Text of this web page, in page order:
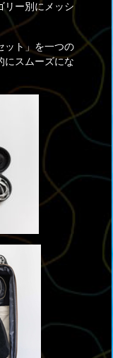
リー別にメッシ
ット」を一つの
にスムーズにな